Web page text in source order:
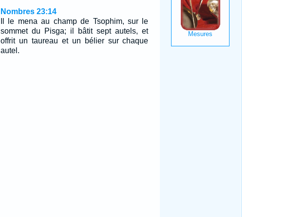
Nombres 23:14
Il le mena au champ de Tsophim, sur le
sommet du Pisga; il bâtit sept autels, et
offrit un taureau et un bélier sur chaque
autel.